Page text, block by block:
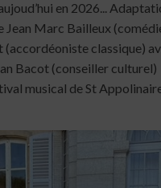
en 2026...
Jean Marc Bailleux
(accordéoniste classique)
Bacot (conseiller culturel)
musical de St